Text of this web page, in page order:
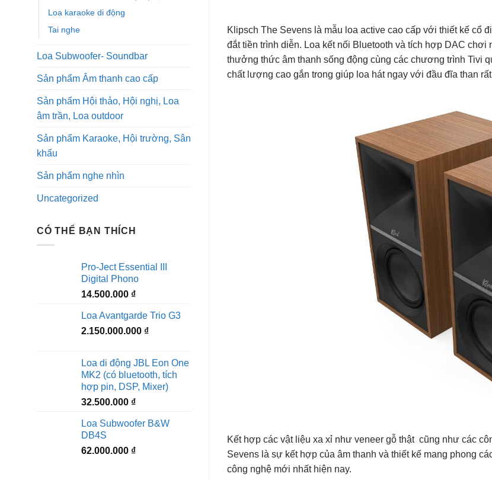
Loa karaoke di động
Tai nghe
Loa Subwoofer- Soundbar
Sản phẩm Âm thanh cao cấp
Sản phẩm Hội thảo, Hội nghị, Loa
âm trần, Loa outdoor
Sản phẩm Karaoke, Hội trường, Sân
khấu
Sản phẩm nghe nhìn
Uncategorized
CÓ THỂ BẠN THÍCH
Pro-Ject Essential III
Digital Phono
14.500.000 ₫
Loa Avantgarde Trio G3
2.150.000.000 ₫
Loa di động JBL Eon One
MK2 (có bluetooth, tích
hợp pin, DSP, Mixer)
32.500.000 ₫
Loa Subwoofer B&W
DB4S
62.000.000 ₫
Klipsch The Sevens là mẫu loa active cao cấp với thiết kế cổ
đắt tiền trình diễn. Loa kết nối Bluetooth và tích hợp DAC
thưởng thức âm thanh sống động cùng các chương trình Tivi
chất lượng cao gắn trong giúp loa hát ngay với đầu đĩa than
Kết hợp các vật liệu xa xỉ như veneer gỗ thật cũng như các
Sevens là sự kết hợp của âm thanh và thiết kế mang phong
công nghệ mới nhất hiện nay.